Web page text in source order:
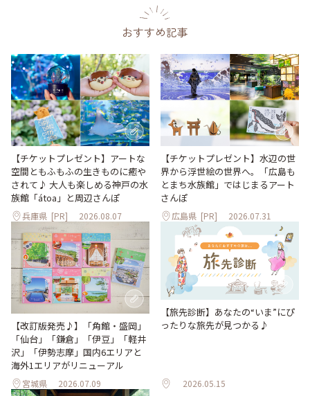
おすすめ記事
【チケットプレゼント】アートな
空間ともふもふの生きものに癒や
されて♪ 大人も楽しめる神戸の水
族館「átoa」と周辺さんぽ
兵庫県 [PR] 2026.08.07
【チケットプレゼント】水辺の世
界から浮世絵の世界へ。「広島も
とまち水族館」ではじまるアート
さんぽ
広島県 [PR] 2026.07.31
【改訂版発売♪】「角館・盛岡」
「仙台」「鎌倉」「伊豆」「軽井
沢」「伊勢志摩」国内6エリアと
海外1エリアがリニューアル
宮城県 2026.07.09
【旅先診断】あなたの“いま”にぴ
ったりな旅先が見つかる♪
2026.05.15